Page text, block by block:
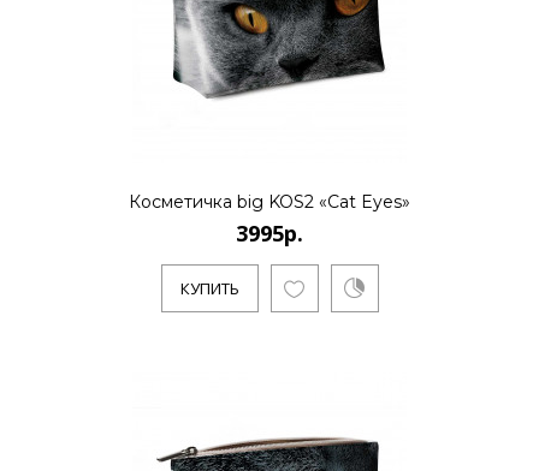
КУПИТЬ
3995р.
Косметичка big KOS2 «Cat Eyes»
3995р.
КУПИТЬ